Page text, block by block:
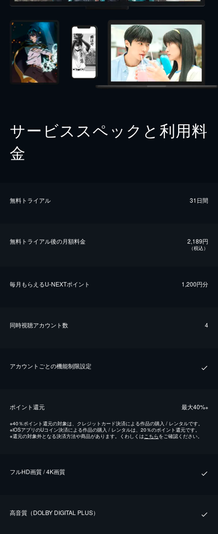
サービススペックと利用料
金
無料トライアル 31日間
無料トライアル後の⽉額料金 2,189円
（税込）
毎⽉もらえるU-NEXTポイント 1,200円分
同時視聴アカウント数 4
アカウントごとの機能制限設定
ポイント還元 最⼤40%※
※40％ポイント還元の対象は、クレジットカード決済による作品の購入 / レンタルです。
※iOSアプリのUコイン決済による作品の購入 / レンタルは、20％のポイント還元です。
※還元の対象外となる決済方法や商品があります。くわしくは こちらをご確認ください。
フルHD画質 / 4K画質
⾼⾳質（DOLBY DIGITAL PLUS）